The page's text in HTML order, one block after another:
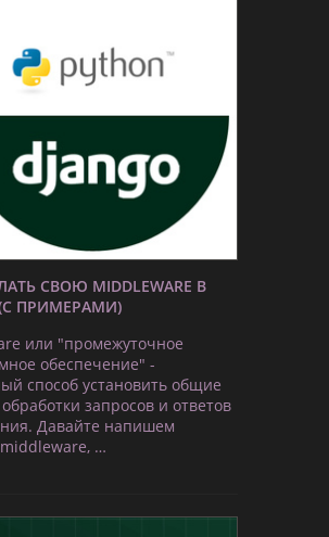
СВОЮ MIDDLEWARE В
(С ПРИМЕРАМИ)
или "промежуточное
обеспечение" -
способ установить общие
запросов и ответов
Давайте напишем
…